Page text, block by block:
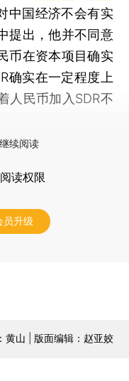
中国经济不会有实
提出，他并不同意
币在资本项目确实
确实在一定程度上
人民币加入SDR不
续阅读
读权限
员升级
黄山 | 版面编辑：赵亚姣